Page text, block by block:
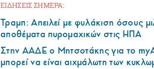
ΕΙΔΗΣΕΙΣ ΣΗΜΕΡΑ:
Τραμπ: Απειλεί με φυλάκιση όσους
αποθέματα πυρομαχικών στις ΗΠΑ
Στην ΑΑΔΕ ο Μητσοτάκης για το
μπορεί να είναι αιχμάλωτη των